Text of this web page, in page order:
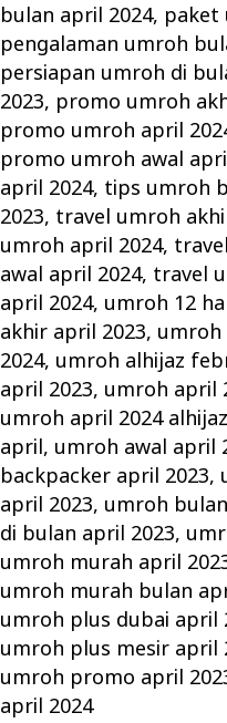
bulan april 2024, paket
pengalaman umroh
persiapan umroh di
2023, promo umroh
promo umroh april
promo umroh awal
april 2024, tips umroh
2023, travel umroh
umroh april 2024,
awal april 2024, travel
april 2024, umroh 12
akhir april 2023, umroh
2024, umroh alhijaz
april 2023, umroh april
umroh april 2024
april, umroh awal april
backpacker april 2023,
april 2023, umroh
di bulan april 2023,
umroh murah april
umroh murah bulan
umroh plus dubai april
umroh plus mesir april
umroh promo april
april 2024